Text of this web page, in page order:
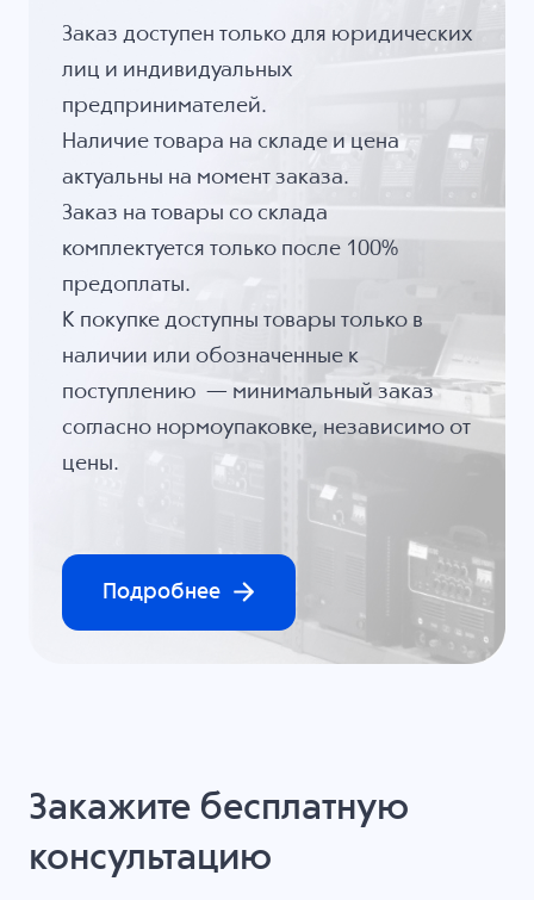
Заказ доступен только для юридических
лиц и индивидуальных
предпринимателей.
Наличие товара на складе и цена
актуальны на момент заказа.
Заказ на товары со склада
комплектуется только после 100%
предоплаты.
К покупке доступны товары только в
наличии или обозначенные к
поступлению — минимальный заказ
согласно нормоупаковке, независимо от
цены.
Подробнее
Закажите бесплатную
консультацию